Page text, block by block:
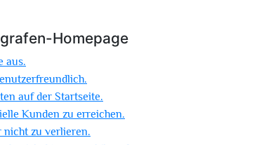
Homepage
aus.
auf der Startseite.
Kunden zu erreichen.
nicht zu verlieren.